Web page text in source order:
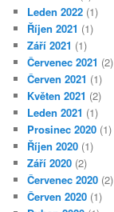
Leden 2022 (1)
Říjen 2021 (1)
Září 2021 (1)
Červenec 2021 (2)
Červen 2021 (1)
Květen 2021 (2)
Leden 2021 (1)
Prosinec 2020 (1)
Říjen 2020 (1)
Září 2020 (2)
Červenec 2020 (2)
Červen 2020 (1)